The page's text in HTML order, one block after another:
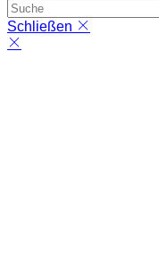
Schließen